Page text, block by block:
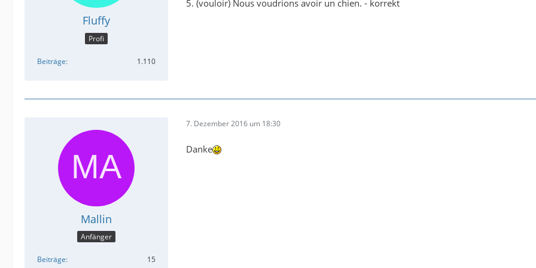
Fluffy
Profi
Beiträge 1.110
5. (vouloir) Nous voudrions avoir un chien. - korrekt
Mallin
Anfänger
Beiträge 15
7. Dezember 2016 um 18:30
Danke